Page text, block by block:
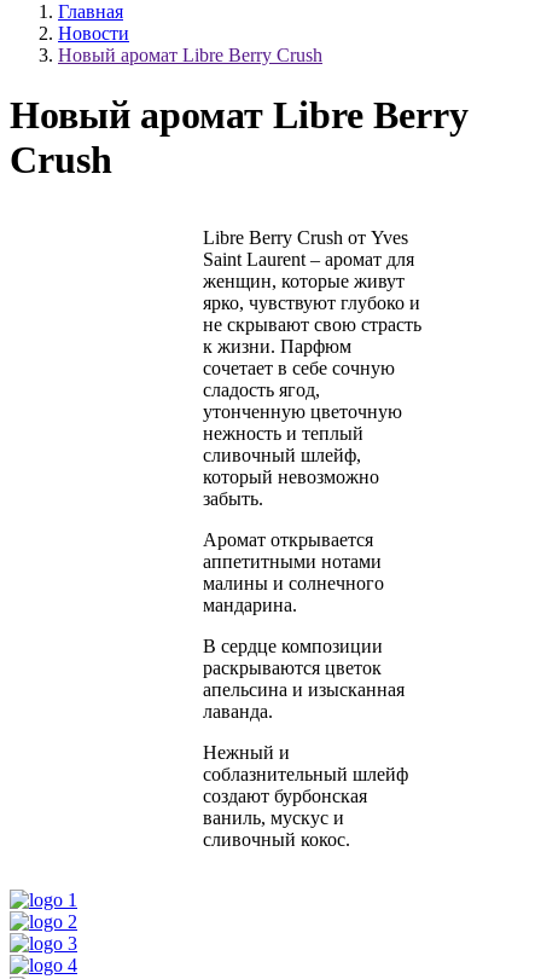
Главная
Новости
Новый аромат Libre Berry Crush
Новый аромат Libre Berry
Crush
Libre Berry Crush от Yves
Saint Laurent – аромат для
женщин, которые живут
ярко, чувствуют глубоко и
не скрывают свою страсть
к жизни. Парфюм
сочетает в себе сочную
сладость ягод,
утонченную цветочную
нежность и теплый
сливочный шлейф,
который невозможно
забыть.
Аромат открывается
аппетитными нотами
малины и солнечного
мандарина.
В сердце композиции
раскрываются цветок
апельсина и изысканная
лаванда.
Нежный и
соблазнительный шлейф
создают бурбонская
ваниль, мускус и
сливочный кокос.